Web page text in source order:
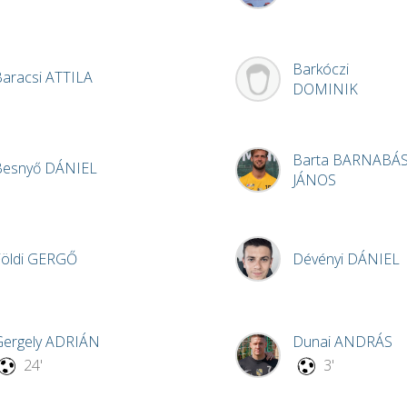
ATTILA
DÁNIEL
GERGŐ
ADRIÁN
24'
Barkóczi
DOMINIK
Barta
JÁNOS
Dévényi DÁNIEL
DunaiANDRÁS
3'